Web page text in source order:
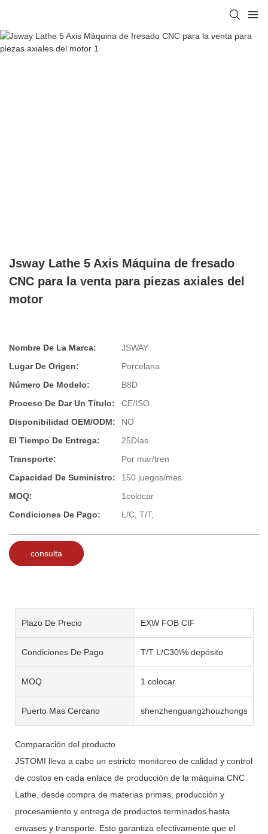
Jsway Lathe 5 Axis Máquina de fresado
CNC para la venta para piezas axiales del
motor
Nombre De La Marca:
JSWAY
Lugar De Origen:
Porcelana
Número De Modelo:
B8D
Proceso De Dar Un Título:
CE/ISO
Disponibilidad OEM/ODM:
NO
El Tiempo De Entrega:
25Días
Transporte:
Por mar/tren
Capacidad De Suministro:
150 juegos/mes
MOQ:
1colocar
Condiciones De Pago:
L/C, T/T,
consulta
Plazo De Precio EXW FOB CIF
Condiciones De Pago T/T L/C30\% depósito
MOQ 1 colocar
Puerto Mas Cercano shenzhenguangzhouzhongshan
Comparación del producto
JSTOMI lleva a cabo un estricto monitoreo de calidad y control
de costos en cada enlace de producción de la máquina CNC
Lathe, desde compra de materias primas, producción y
procesamiento y entrega de productos terminados hasta
envases y transporte. Esto garantiza efectivamente que el